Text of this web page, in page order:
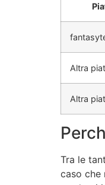
Altra
Altra
Tra le
caso che